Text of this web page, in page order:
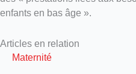
enfants en bas âge ».
Articles en relation
Maternité